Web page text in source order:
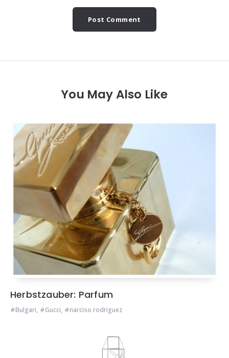
You May Also Like
Herbstzauber: Parfum
Bulgari, Gucci, narciso rodriguez